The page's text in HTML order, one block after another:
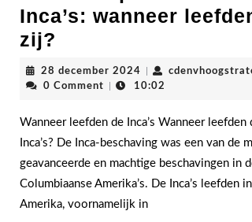
Inca’s: wanneer
zij?
levensperiode
van
Inca’s:
wanneer
leefden
zij?
28 december 2024 28
december
0 Comment 10:02
Wanneer leefden de Inca’s Wanneer leefden
Inca’s? De Inca-beschaving was een van de
geavanceerde en machtige beschavingen in
Columbiaanse Amerika’s. De Inca’s leefden
Amerika, voornamelijk in